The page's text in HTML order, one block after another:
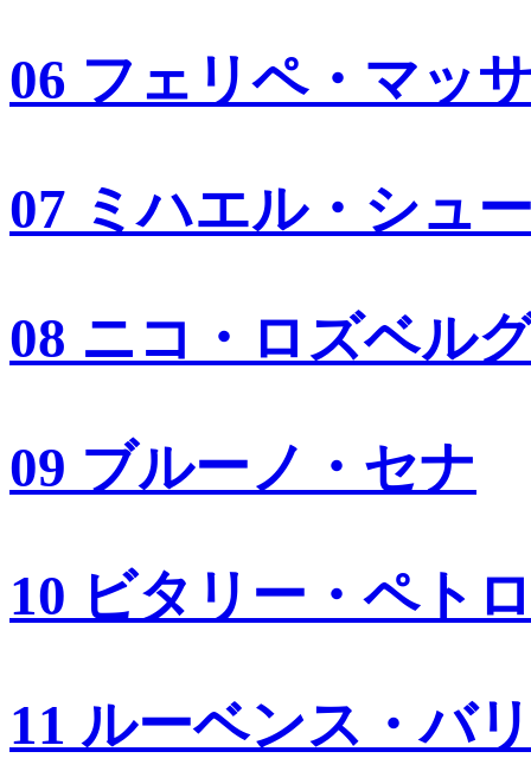
06 フェリペ・マッ
07 ミハエル・シュ
08 ニコ・ロズベル
09 ブルーノ・セナ
10 ビタリー・ペト
11 ルーベンス・バ